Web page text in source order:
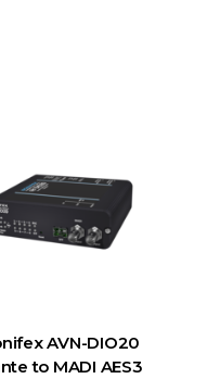
AVN-DIO20
to MADI AES3